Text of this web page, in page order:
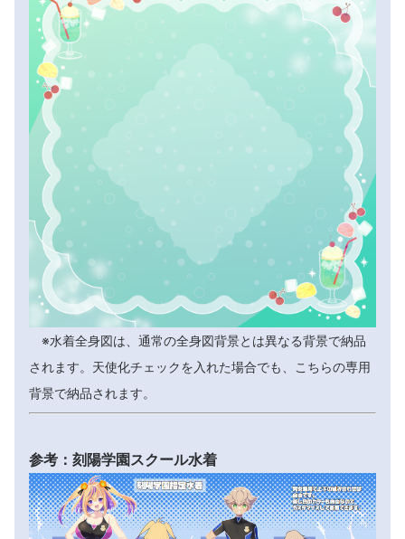
※水着全身図は、通常の全身図背景とは異なる背景で納品
されます。天使化チェックを入れた場合でも、こちらの専用
背景で納品されます。
参考：刻陽学園スクール水着